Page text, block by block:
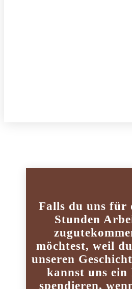
Falls du uns für
Stunden
möchtest, weil
unseren
kannst uns ein
spendieren,